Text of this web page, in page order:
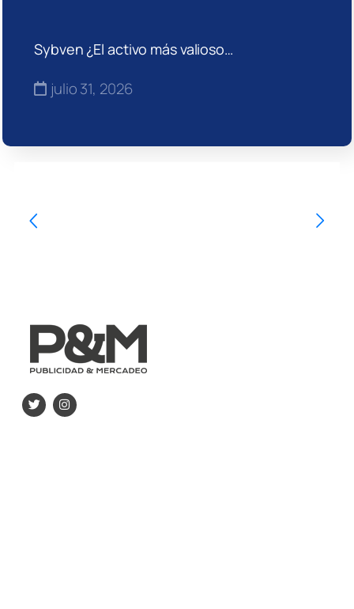
Sybven ¿El activo más valioso…
julio 31, 2026